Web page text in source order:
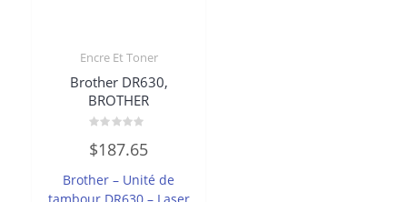
Encre Et Toner
Brother DR630,
BROTHER
0
sur
$187.65
Brother – Unité de